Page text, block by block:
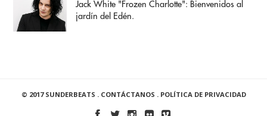
Jack White "Frozen Charlotte": Bienvenidos al
jardín del Edén.
© 2017 SUNDERBEATS . CONTÁCTANOS . POLÍTICA DE PRIVACIDAD